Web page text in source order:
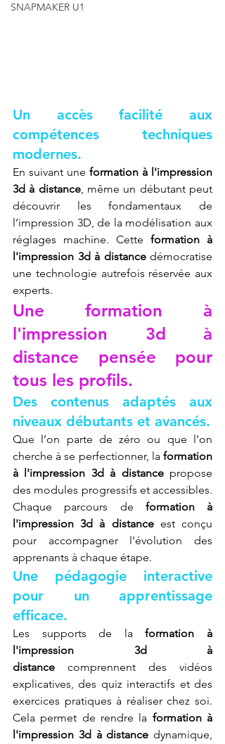
SNAPMAKER U1
Un accès facilité aux
compétences techniques
modernes.
En suivant une formation à l'impression
3d à distance, même un débutant peut
découvrir les fondamentaux de
l’impression 3D, de la modélisation aux
réglages machine. Cette formation à
l'impression 3d à distance démocratise
une technologie autrefois réservée aux
experts.
Une formation à
l'impression 3d à
distance pensée pour
tous les profils.
Des contenus adaptés aux
niveaux débutants et avancés.
Que l’on parte de zéro ou que l’on
cherche à se perfectionner, la formation
à l'impression 3d à distance propose
des modules progressifs et accessibles.
Chaque parcours de formation à
l'impression 3d à distance est conçu
pour accompagner l’évolution des
apprenants à chaque étape.
Une pédagogie interactive
pour un apprentissage
efficace.
Les supports de la formation à
l'impression 3d à
distance comprennent des vidéos
explicatives, des quiz interactifs et des
exercices pratiques à réaliser chez soi.
Cela permet de rendre la formation à
l'impression 3d à distance dynamique,